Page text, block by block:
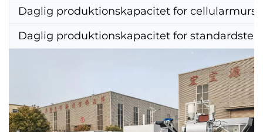
Daglig produktionskapacitet for
Daglig produktionskapacitet for standardsten